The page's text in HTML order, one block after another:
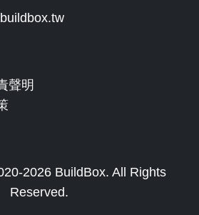
聲明
2026 BuildBox. All Rights
Reserved.